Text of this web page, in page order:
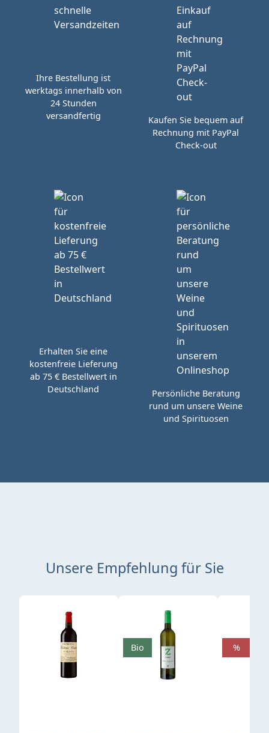
Ihre Bestellung ist
werktags innerhalb von
24 Stunden
versandfertig
Kaufen Sie bequem auf
Rechnung mit PayPal
Check-out
Erhalten Sie eine
kostenfreie Lieferung
ab 75 € Bestellwert in
Deutschland
Persönliche Beratung
rund um unsere Weine
und Spirituosen
Unsere Empfehlung für Sie
Produktgalerie überspringen
Bio %